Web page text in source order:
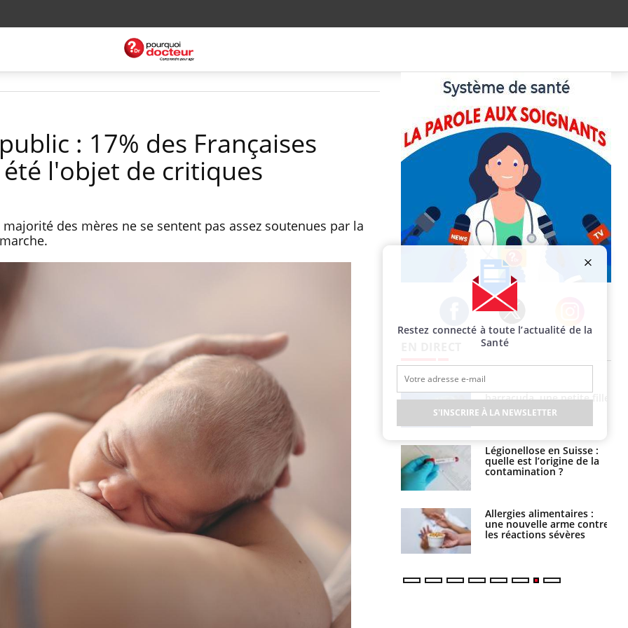
: 17% des Françaises
l'objet de critiques
des mères ne se sentent pas assez soutenues par la
Facebook Twitter Instagram
Fortes chaleurs :
pourquoi le risque de
noyade grimpe-t-il ?
Le Viagra pourrait-il
freiner la propagation du
cancer ?
Pourquoi manger moins
de protéines pourrait
finalement être bénéfique
Grossesse et chaleur : ce
que dit la science
Le smartphone nuit-il à
l'apprentissage de la
lecture ?
Mordue par une tique en
vacances, elle reste dans
le coma pendant 42 jours
barracuda, une petite fille
secourue grâce à un
réflexe essentiel
Légionellose en Suisse :
quelle est l’origine de la
contamination ?
Allergies alimentaires :
une nouvelle arme contre
les réactions sévères
Restez connecté à toute l’actualité de la
Santé
S'INSCRIRE À LA NEWSLETTER